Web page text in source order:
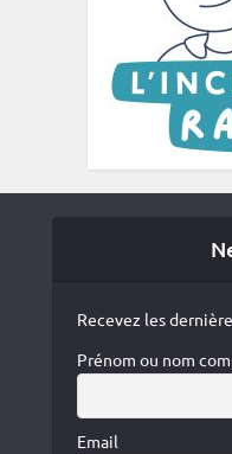
Recevez les
Prénom ou nom
Email